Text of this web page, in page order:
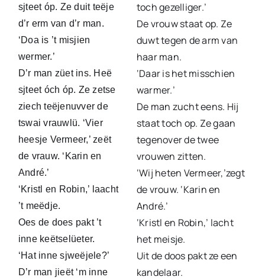
sjteet óp. Ze duit teëje
d’r erm van d’r man.
‘Doa is ’t misjien
wermer.’
D’r man züet ins. Heë
sjteet óch óp. Ze zetse
ziech teëjenuvver de
tswai vrauwlü. ‘Vier
heesje Vermeer,’ zeët
de vrauw. ‘Karin en
André.’
‘Kristl en Robin,’ laacht
’t meëdje.
Oes de does pakt ’t
inne keëtselüeter.
‘Hat inne sjweëjele?’
D’r man jieët ‘m inne
toch gezelliger.’
De vrouw staat op. Ze
duwt tegen de arm van
haar man.
‘Daar is het misschien
warmer.’
De man zucht eens. Hij
staat toch op. Ze gaan
tegenover de twee
vrouwen zitten.
‘Wij heten Vermeer,’zegt
de vrouw. ‘Karin en
André.’
‘Kristl en Robin,’ lacht
het meisje.
Uit de doos pakt ze een
kandelaar.